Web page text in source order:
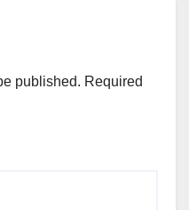
published. Required